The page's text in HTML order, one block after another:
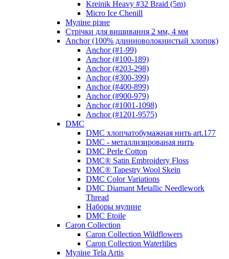
Kreinik Heavy #32 Braid (5m)
Micro Ice Chenill
Муліне різне
Стрічки для вишивання 2 мм, 4 мм
Anchor (100% длинноволокнистый хлопок)
Anchor (#1-99)
Anchor (#100-189)
Anchor (#203-298)
Anchor (#300-399)
Anchor (#400-899)
Anchor (#900-979)
Anchor (#1001-1098)
Anchor (#1201-9575)
DMC
DMC хлопчатобумажная нить art.177
DMC - металлизированая нить
DMC Perle Cotton
DMC® Satin Embroidery Floss
DMC® Tapestry Wool Skein
DMC Color Variations
DMC Diamant Metallic Needlework
Thread
Наборы мулине
DMC Etoile
Caron Collection
Caron Collection Wildflowers
Caron Collection Waterlilies
Муліне Tela Artis